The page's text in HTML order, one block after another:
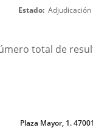
Nº
Estado Adjudicación
total de
Plaza Mayor, 1.